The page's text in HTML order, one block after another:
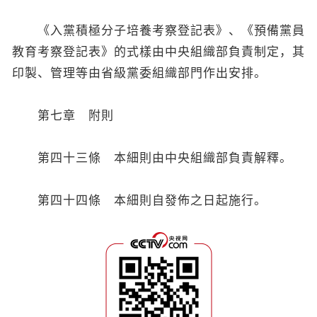
《入黨積極分子培養考察登記表》、《預備黨員
教育考察登記表》的式樣由中央組織部負責制定，其
印製、管理等由省級黨委組織部門作出安排。
第七章 附則
第四十三條 本細則由中央組織部負責解釋。
第四十四條 本細則自發佈之日起施行。